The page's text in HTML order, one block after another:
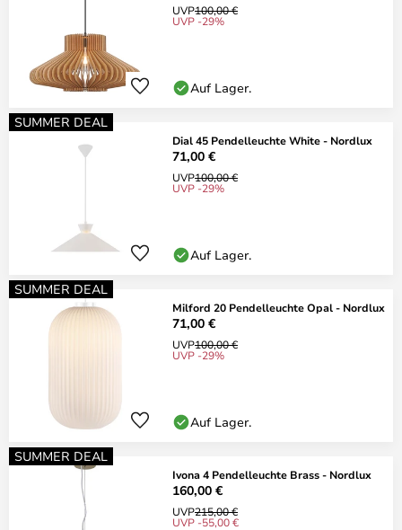
UVP100,00 €
UVP -29%
Auf Lager.
SUMMER DEAL
Dial 45 Pendelleuchte White - Nordlux
71,00 €
UVP100,00 €
UVP -29%
Auf Lager.
SUMMER DEAL
Milford 20 Pendelleuchte Opal - Nordlux
71,00 €
UVP100,00 €
UVP -29%
Auf Lager.
SUMMER DEAL
Ivona 4 Pendelleuchte Brass - Nordlux
160,00 €
UVP215,00 €
UVP -55,00 €